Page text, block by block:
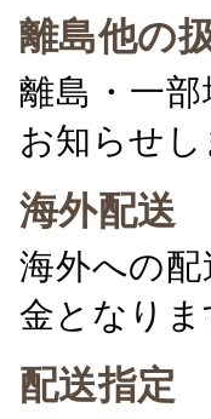
離島他の
離島・一
お知らせし
海外配送
海外への
金となり
配送指定